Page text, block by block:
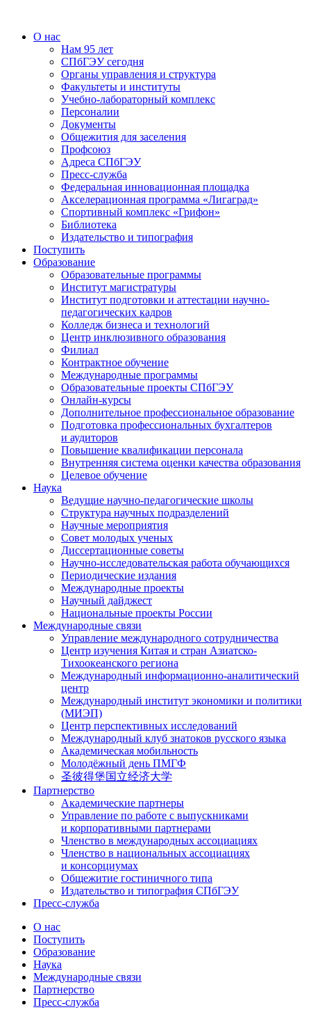
О нас
Нам 95 лет
СПбГЭУ сегодня
Органы управления и структура
Факультеты и институты
Учебно-лабораторный комплекс
Персоналии
Документы
Общежития для заселения
Профсоюз
Адреса СПбГЭУ
Пресс-служба
Федеральная инновационная площадка
Акселерационная программа «Лигаград»­­
Спортивный комплекс «Грифон»
Библиотека
Издательство и типография
Поступить
Образование
Образовательные программы
Институт магистратуры
Институт подготовки и аттестации научно-
педагогических кадров
Колледж бизнеса и технологий
Центр инклюзивного образования
Филиал
Контрактное обучение
Международные программы
Образовательные проекты СПбГЭУ
Онлайн-курсы
Дополнительное профессиональное образование
Подготовка профессиональных бухгалтеров
и аудиторов
Повышение квалификации персонала
Внутренняя система оценки качества образования
Целевое обучение
Наука
Ведущие научно-педагогические школы
Структура научных подразделений
Научные мероприятия
Совет молодых ученых
Диссертационные советы
Научно-исследовательская работа обучающихся
Периодические издания
Международные проекты
Научный дайджест
Национальные проекты России
Международные связи
Управление международного сотрудничества
Центр изучения Китая и стран Азиатско-
Тихоокеанского региона
Международный информационно-аналитический
центр
Международный институт экономики и политики
(МИЭП)
Центр перспективных исследований
Международный клуб знатоков русского языка
Академическая мобильность
Молодёжный день ПМГФ
圣彼得堡国立经济大学
Партнерство
Академические партнеры
Управление по работе с выпускниками
и корпоративными партнерами
Членство в международных ассоциациях
Членство в национальных ассоциациях
и консорциумах
Общежитие гостиничного типа
Издательство и типография СПбГЭУ
Пресс-служба
О нас
Поступить
Образование
Наука
Международные связи
Партнерство
Пресс-служба